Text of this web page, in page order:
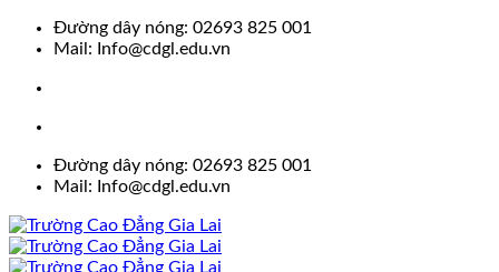
Skip
Đường dây nóng: 02693 825 001
Mail: Info@cdgl.edu.vn
Đường dây nóng: 02693 825 001
Mail: Info@cdgl.edu.vn